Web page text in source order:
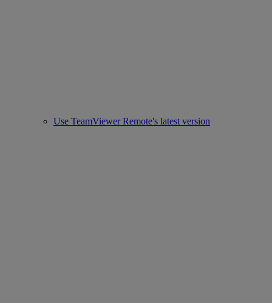
Use TeamViewer Remote's latest version